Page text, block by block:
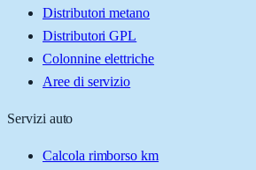
Distributori metano
Distributori GPL
Colonnine elettriche
Aree di servizio
Servizi auto
Calcola rimborso km